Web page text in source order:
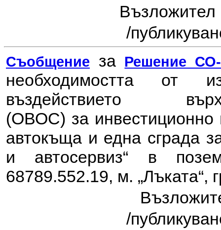
Възложител
/
Съобщение за Решение СО-
необходимостта от
въздействието
(ОВОС) за
автокъща и една сграда
и автосервиз“ в
68789.552.19, м. „Лъката“,
/